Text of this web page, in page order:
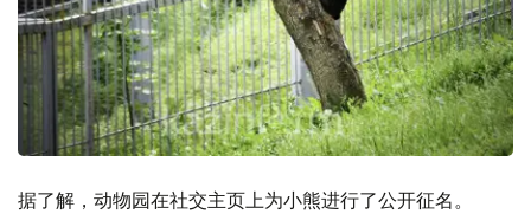
据了解，动物园在社交主页上为小熊进行了公开征名。